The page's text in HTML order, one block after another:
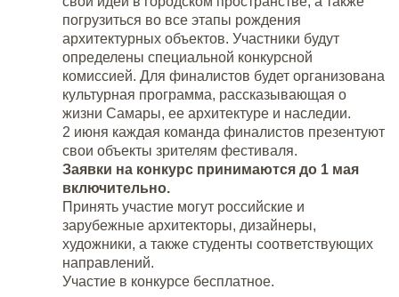
погрузиться во все этапы рождения
архитектурных объектов. Участники будут
определены специальной конкурсной
комиссией. Для финалистов будет организована
культурная программа, рассказывающая о
жизни Самары, ее архитектуре и наследии.
2 июня каждая команда финалистов презентуют
свои объекты зрителям фестиваля.
Заявки на конкурс принимаются до 1 мая
включительно.
Принять участие могут российские и
зарубежные архитекторы, дизайнеры,
художники, а также студенты соответствующих
направлений.
Участие в конкурсе бесплатное.